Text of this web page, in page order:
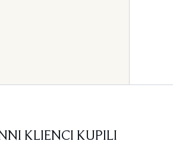
KLIENCI KUPILI